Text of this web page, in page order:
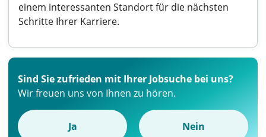
einem interessanten Standort für die nächsten
Schritte Ihrer Karriere.
Sind Sie zufrieden mit Ihrer Jobsuche bei uns?
Wir freuen uns von Ihnen zu hören.
Ja Nein